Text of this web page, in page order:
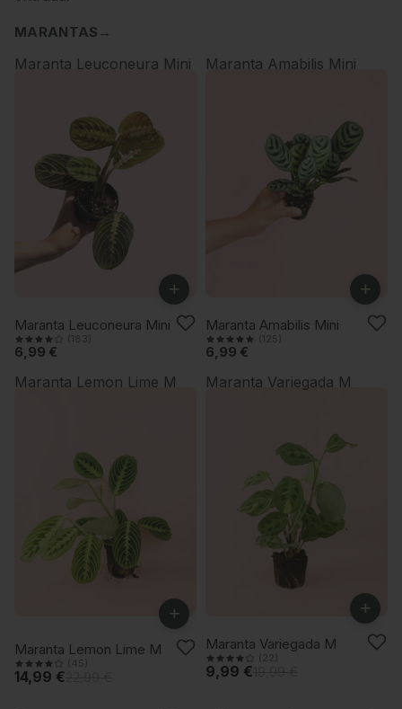
MARANTAS →
Maranta Leuconeura Mini
+
Maranta Leuconeura Mini
(183)
6,99 €
Maranta Amabilis Mini
+
Maranta Amabilis Mini
(125)
6,99 €
Maranta Lemon Lime M
-34%
+
Maranta Lemon Lime M
(45)
14,99 €
Maranta Variegada M
-50%
+
Maranta Variegada M
(22)
9,99 €